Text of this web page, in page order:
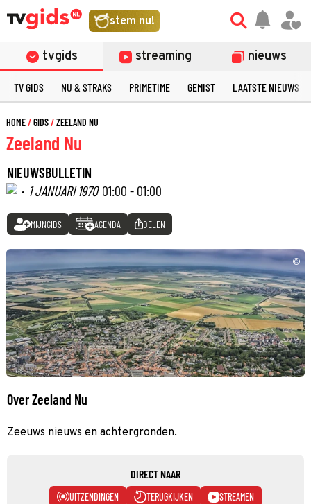
stem nu!
tvgids streaming nieuws
TV GIDS NU & STRAKS PRIMETIME GEMIST LAATSTE NIEUWS
HOME GIDS ZEELAND NU
Zeeland Nu
NIEUWSBULLETIN
· 1 JANUARI 1970 01:00 - 01:00
MIJNGIDS AGENDA DELEN
©
Over Zeeland Nu
Zeeuws nieuws en achtergronden.
DIRECT NAAR
UITZENDINGEN TERUGKIJKEN STREAMEN